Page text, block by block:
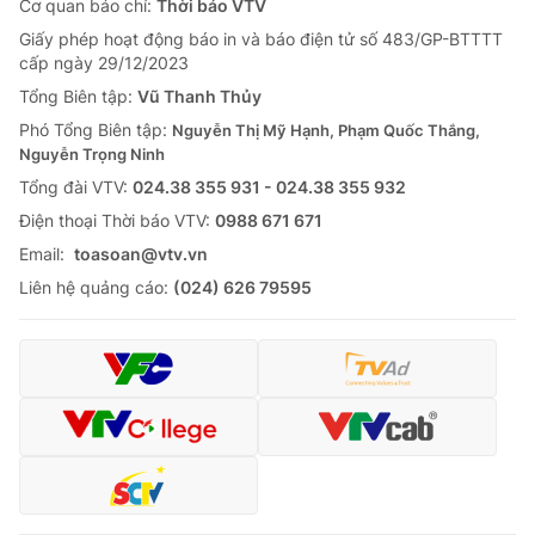
Cơ quan báo chí: Thời báo VTV
Giấy phép hoạt động báo in và báo điện tử số 483/GP-BTTTT
cấp ngày 29/12/2023
Tổng Biên tập: Vũ Thanh Thủy
Phó Tổng Biên tập: Nguyễn Thị Mỹ Hạnh, Phạm Quốc Thắng,
Nguyễn Trọng Ninh
Tổng đài VTV: 024.38 355 931 - 024.38 355 932
Ðiện thoại Thời báo VTV: 0988 671 671
Email: toasoan@vtv.vn
Liên hệ quảng cáo: (024) 626 79595